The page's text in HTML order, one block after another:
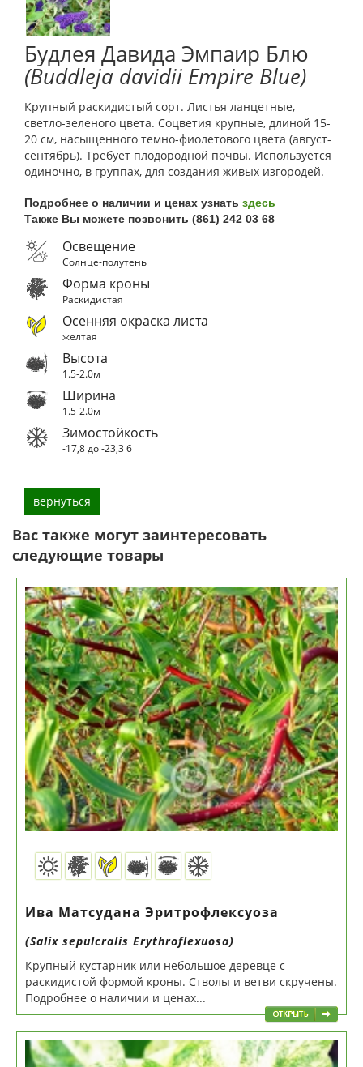
Будлея Давида Эмпаир Блю
(Buddleja davidii Empire Blue)
Крупный раскидистый сорт. Листья ланцетные,
светло-зеленого цвета. Соцветия крупные, длиной 15-
20 см, насыщенного темно-фиолетового цвета (август-
сентябрь). Требует плодородной почвы. Используется
одиночно, в группах, для создания живых изгородей.
Подробнее о наличии и ценах узнать здесь
Также Вы можете позвонить (861) 242 03 68
Освещение
Солнце-полутень
Форма кроны
Раскидистая
Осенняя окраска листа
желтая
Высота
1.5-2.0м
Ширина
1.5-2.0м
Зимостойкость
-17,8 до -23,36
вернуться
Вас также могут заинтересовать
следующие товары
Ива Матсудана Эритрофлексуоза
(Salix sepulcralis Erythroflexuosa)
Крупный кустарник или небольшое деревце с
раскидистой формой кроны. Стволы и ветви скручены.
Подробнее о наличии и ценах...